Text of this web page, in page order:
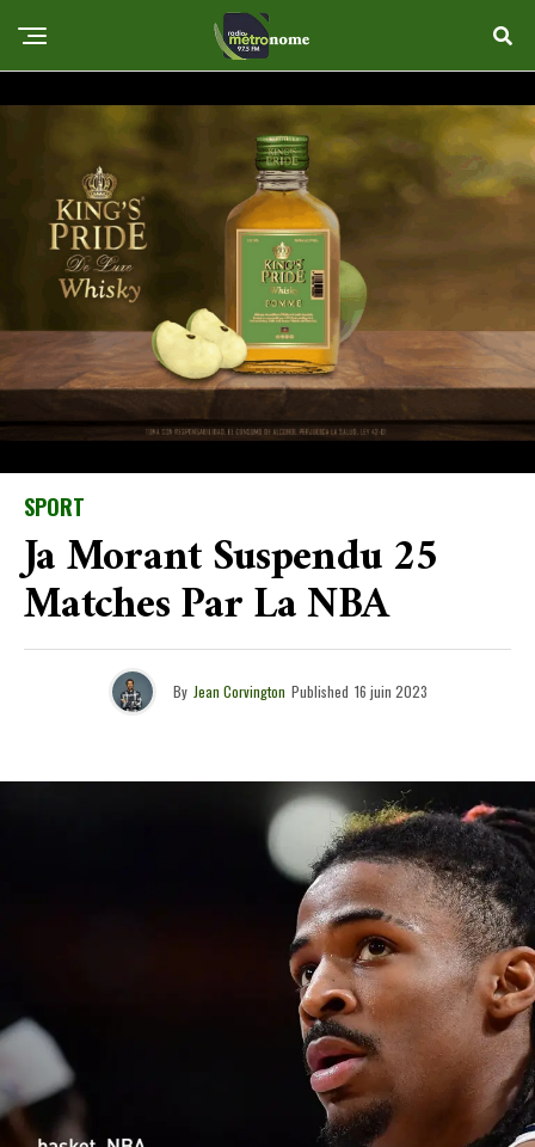
SPORT
Ja Morant Suspendu 25
Matches Par La NBA
By Jean Corvington Published 16 juin 2023